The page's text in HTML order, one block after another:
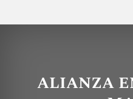
ALIANZA